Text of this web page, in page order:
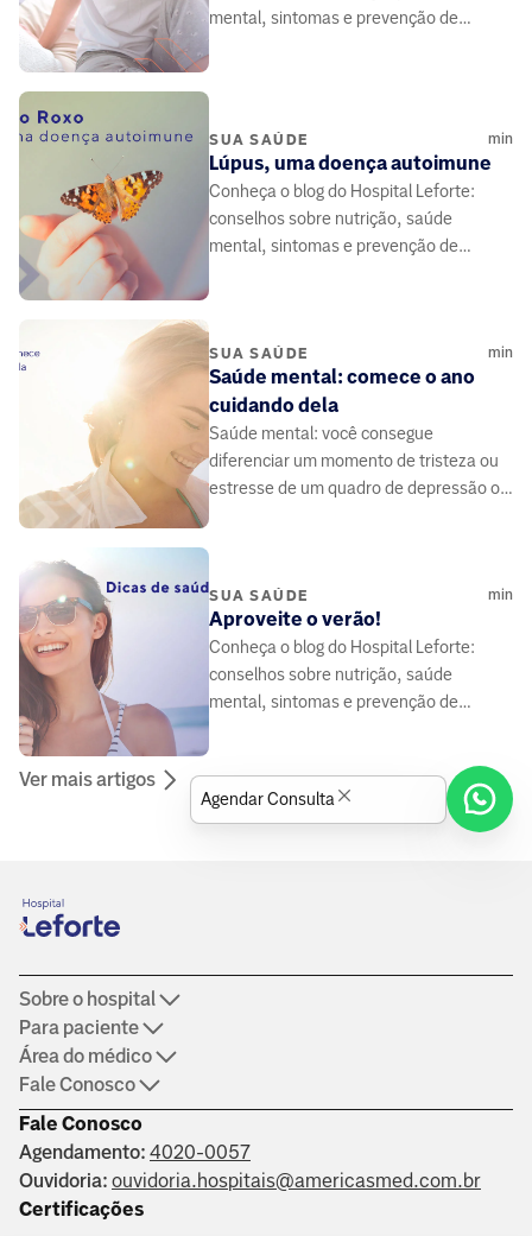
mental, sintomas e prevenção de
SUA SAÚDE min
Lúpus, uma doença autoimune
Conheça o blog do Hospital Leforte:
conselhos sobre nutrição, saúde
mental, sintomas e prevenção de
SUA SAÚDE min
Saúde mental: comece o ano
cuidando dela
Saúde mental: você consegue
diferenciar um momento de tristeza ou
estresse de um quadro de depressão ou
SUA SAÚDE min
Aproveite o verão!
Conheça o blog do Hospital Leforte:
conselhos sobre nutrição, saúde
mental, sintomas e prevenção de
Ver mais artigos
Fale Conosco
Agendamento: 4020-0057
Ouvidoria: ouvidoria.hospitais@americasmed.com.br
Certificações
Sobre o hospital
Para paciente
Área do médico
Fale Conosco
Agendar Consulta